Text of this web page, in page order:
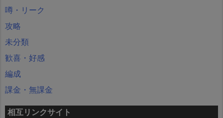
噂・リーク
攻略
未分類
歓喜・好感
編成
課金・無課金
相互リンクサイト